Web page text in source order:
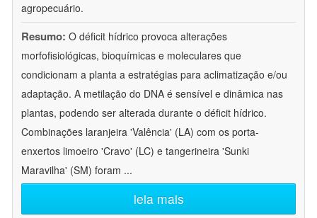
agropecuário.
Resumo: O déficit hídrico provoca alterações
morfofisiológicas, bioquímicas e moleculares que
condicionam a planta a estratégias para aclimatização e/ou
adaptação. A metilação do DNA é sensível e dinâmica nas
plantas, podendo ser alterada durante o déficit hídrico.
Combinações laranjeira 'Valência' (LA) com os porta-
enxertos limoeiro 'Cravo' (LC) e tangerineira 'Sunki
Maravilha' (SM) foram ...
leia mais